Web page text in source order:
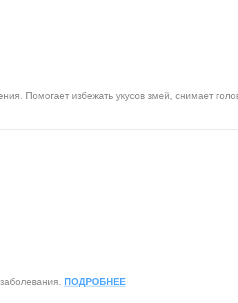
Помогает избежать укусов змей, снимает
ПОДРОБНЕЕ